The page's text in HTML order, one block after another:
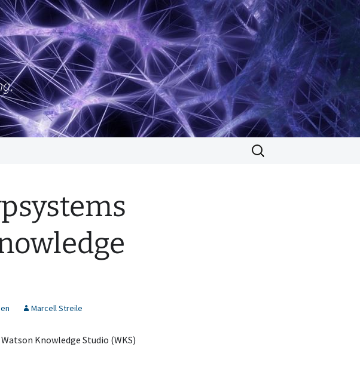
Suchen
nach:
Marcell Streile
Knowledge Studio (WKS)